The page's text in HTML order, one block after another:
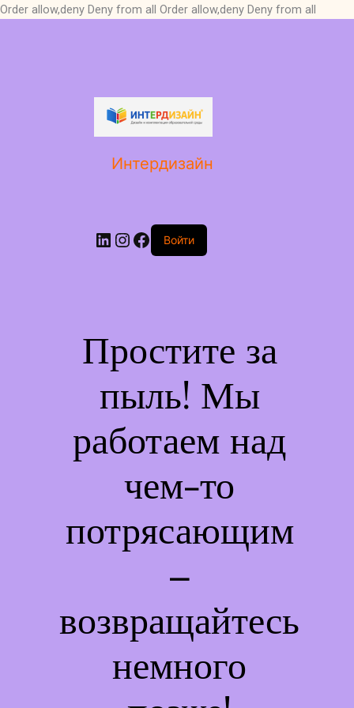
Order allow,deny Deny from all Order allow,deny Deny from all
Интердизайн
LinkedIn
Instagram
Facebook
Войти
Простите за
пыль! Мы
работаем над
чем-то
потрясающим
–
возвращайтесь
немного